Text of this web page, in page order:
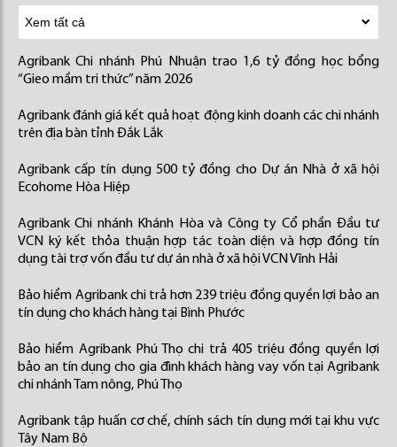
Agribank Chi nhánh Phú Nhuận trao 1,6 tỷ đồng học bổng
“Gieo mầm tri thức” năm 2026
Agribank đánh giá kết quả hoạt động kinh doanh các chi nhánh
trên địa bàn tỉnh Đắk Lắk
Agribank cấp tín dụng 500 tỷ đồng cho Dự án Nhà ở xã hội
Ecohome Hòa Hiệp
Agribank Chi nhánh Khánh Hòa và Công ty Cổ phần Đầu tư
VCN ký kết thỏa thuận hợp tác toàn diện và hợp đồng tín
dụng tài trợ vốn đầu tư dự án nhà ở xã hội VCN Vĩnh Hải
Bảo hiểm Agribank chi trả hơn 239 triệu đồng quyền lợi bảo an
tín dụng cho khách hàng tại Bình Phước
Bảo hiểm Agribank Phú Thọ chi trả 405 triệu đồng quyền lợi
bảo an tín dụng cho gia đình khách hàng vay vốn tại Agribank
chi nhánh Tam nông, Phú Thọ
Agribank tập huấn cơ chế, chính sách tín dụng mới tại khu vực
Tây Nam Bộ